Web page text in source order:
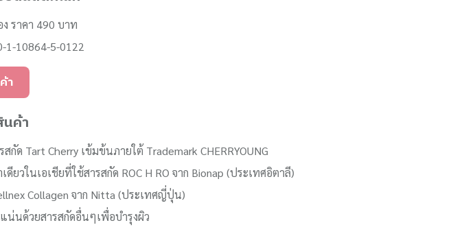
ราคา 490 บาท
1-10864-5-0122
า
ค้า
สกัด Tart Cherry เข้มข้นภายใต้ Trademark CHERRYOUNG
เดียวในเอเชียที่ใช้สารสกัด ROC H RO จาก Bionap (ประเทศอิตาลี)
Collagen จาก Nitta (ประเทศญี่ปุ่น)
น่นด้วยสารสกัดอื่นๆเพื่อบำรุงผิว